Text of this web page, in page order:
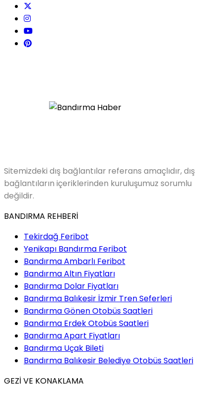
Sitemizdeki dış bağlantılar referans amaçlıdır, dış
bağlantıların içeriklerinden kuruluşumuz sorumlu
değildir.
BANDIRMA REHBERİ
Tekirdağ Feribot
Yenikapı Bandırma Feribot
Bandırma Ambarlı Feribot
Bandırma Altın Fiyatları
Bandırma Dolar Fiyatları
Bandırma Balıkesir İzmir Tren Seferleri
Bandırma Gönen Otobüs Saatleri
Bandırma Erdek Otobüs Saatleri
Bandırma Apart Fiyatları
Bandırma Uçak Bileti
Bandırma Balıkesir Belediye Otobüs Saatleri
GEZİ VE KONAKLAMA